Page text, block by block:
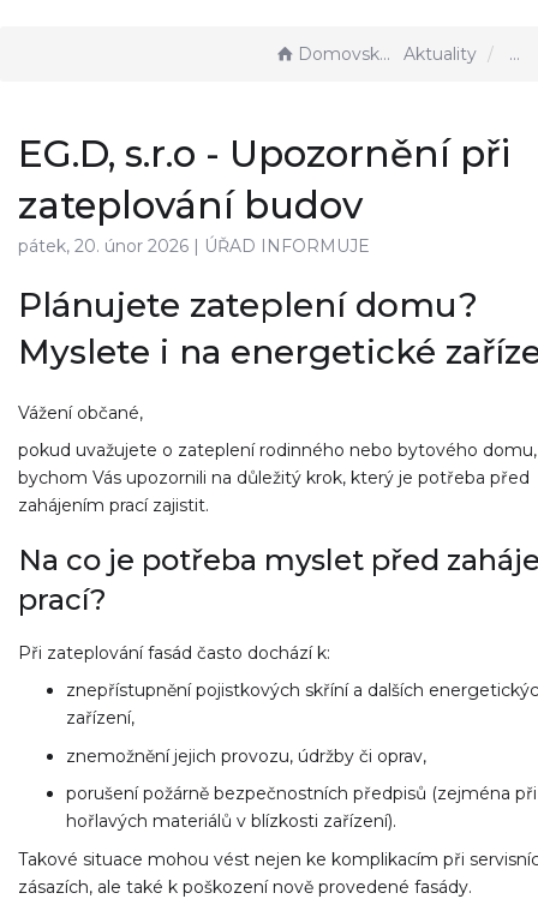
Domovská stránka Aktuality
EG.D, s.r.o - Upozornění při
zateplování budov
pátek, 20. únor 2026 | ÚŘAD INFORMUJE
Plánujete zateplení domu?
Myslete i na energetické
Vážení občané,
pokud uvažujete o zateplení rodinného nebo bytového domu,
bychom Vás upozornili na důležitý krok, který je potřeba před
zahájením prací zajistit.
Na co je potřeba myslet před
prací?
Při zateplování fasád často dochází k:
znepřístupnění pojistkových skříní a dalších
zařízení,
znemožnění jejich provozu, údržby či oprav,
porušení požárně bezpečnostních předpisů (zejména
hořlavých materiálů v blízkosti zařízení).
Takové situace mohou vést nejen ke komplikacím při
zásazích, ale také k poškození nově provedené fasády.